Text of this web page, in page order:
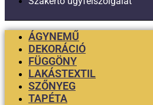
ÁGYNEMŰ
DEKORÁCIÓ
FÜGGÖNY
LAKÁSTEXTIL
SZŐNYEG
TAPÉTA